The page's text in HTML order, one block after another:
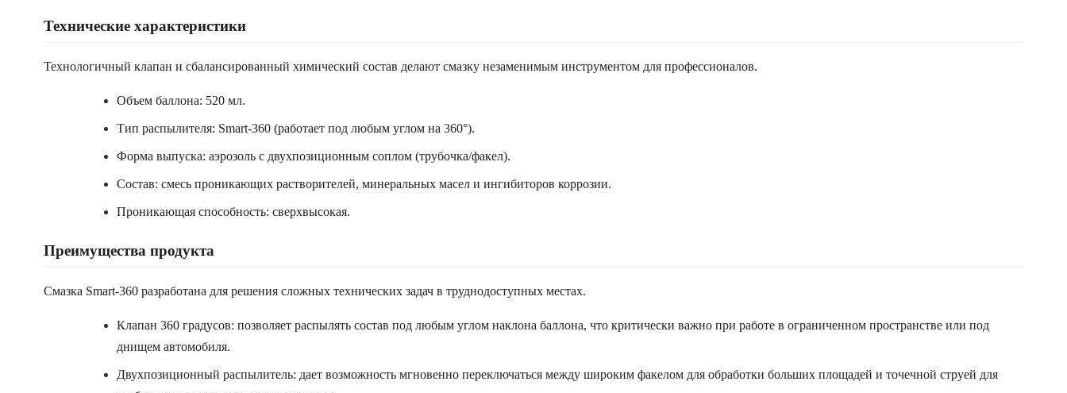
Технические характеристики
Технологичный клапан и сбалансированный химический состав делают смазку незаменимым инструментом для профессионалов.
Объем баллона: 520 мл.
Тип распылителя: Smart-360 (работает под любым углом на 360°).
Форма выпуска: аэрозоль с двухпозиционным соплом (трубочка/факел).
Состав: смесь проникающих растворителей, минеральных масел и ингибиторов коррозии.
Проникающая способность: сверхвысокая.
Преимущества продукта
Смазка Smart-360 разработана для решения сложных технических задач в труднодоступных местах.
Клапан 360 градусов: позволяет распылять состав под любым углом наклона баллона, что критически важно при работе в ограниченном пространстве или под
днищем автомобиля.
Двухпозиционный распылитель: дает возможность мгновенно переключаться между широким факелом для обработки больших площадей и точечной струей для